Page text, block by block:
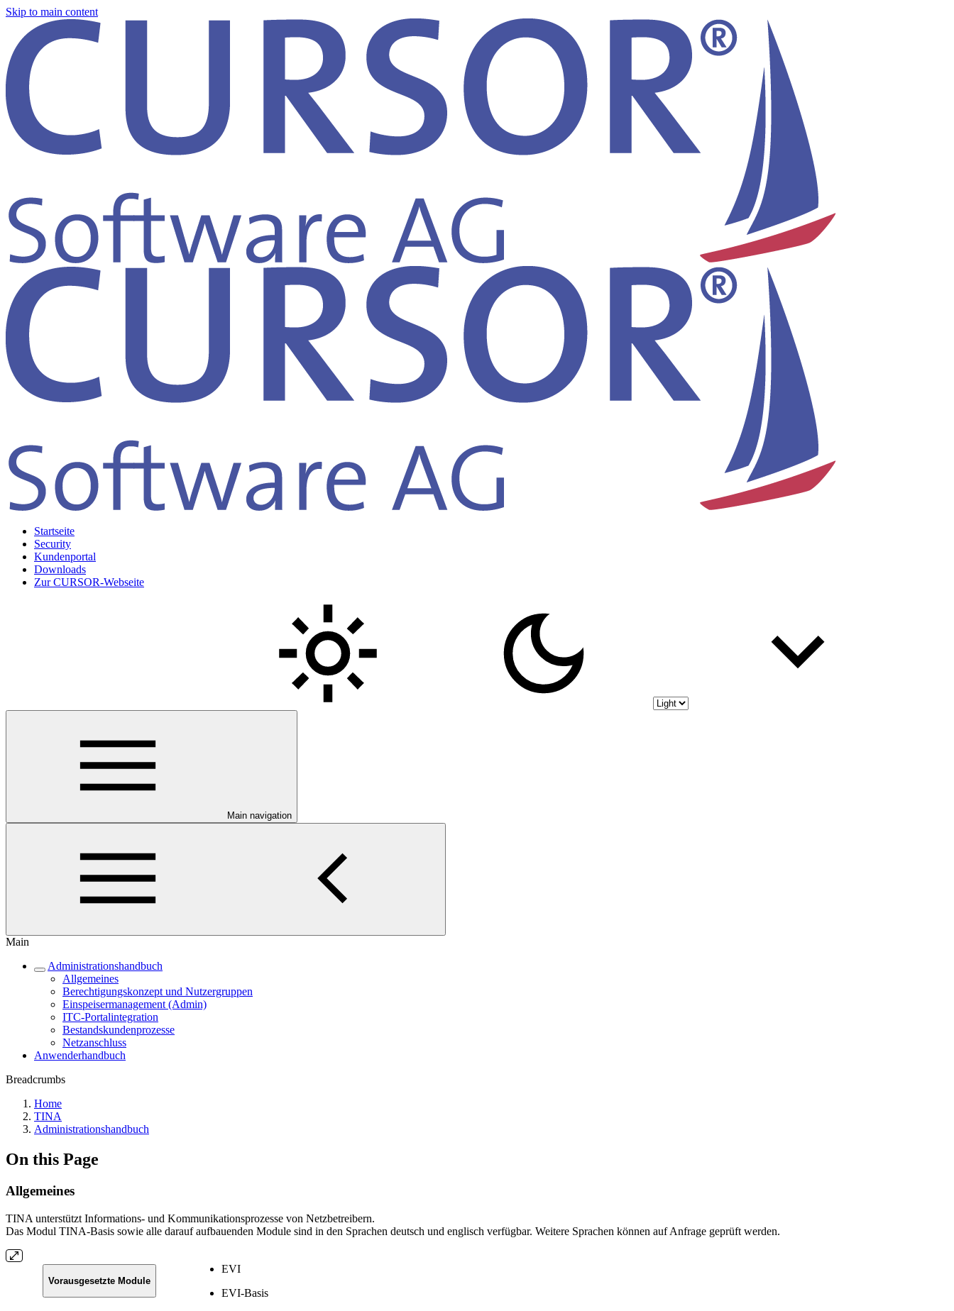
Skip to main content
Startseite
Security
Kundenportal
Downloads
Zur CURSOR-Webseite
Main navigation
Main
Administrationshandbuch
Allgemeines
Berechtigungskonzept und Nutzergruppen
Einspeisermanagement (Admin)
ITC-Portalintegration
Bestandskundenprozesse
Netzanschluss
Anwenderhandbuch
Breadcrumbs
Home
TINA
Administrationshandbuch
On this Page
Allgemeines
TINA unterstützt Informations- und Kommunikationsprozesse von Netzbetreibern.
Das Modul TINA-Basis sowie alle darauf aufbauenden Module sind in den Sprachen deutsch und englisch verfügbar. Weitere Sprachen können auf Anfrage geprüft werden.
Vorausgesetzte Module
EVI
EVI-Basis